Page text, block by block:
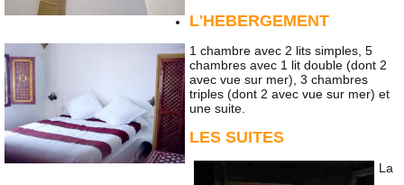
L'HEBERGEMENT
1 chambre avec 2 lits simples, 5
chambres avec 1 lit double (dont 2
avec vue sur mer), 3 chambres
triples (dont 2 avec vue sur mer) et
une suite.
LES SUITES
La